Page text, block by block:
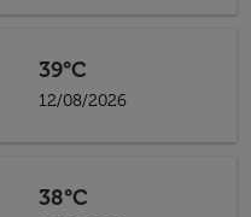
39°C
12/08/2026
38°C